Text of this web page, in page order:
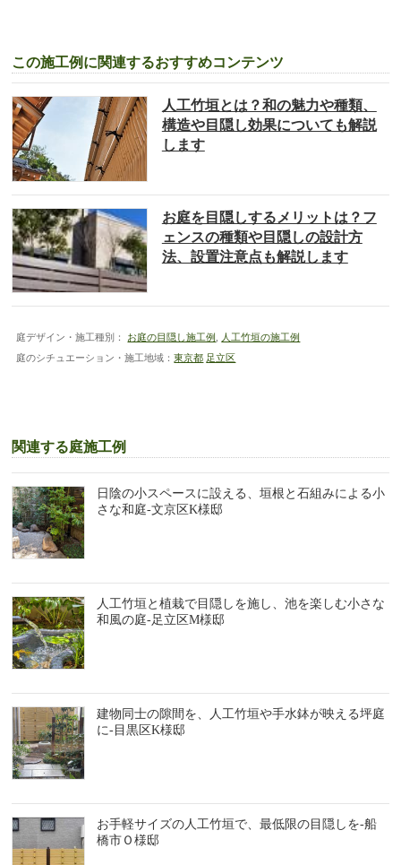
この施工例に関連するおすすめコンテンツ
人工竹垣とは？和の魅力や種類、
構造や目隠し効果についても解説
します
お庭を目隠しするメリットは？フ
ェンスの種類や目隠しの設計方
法、設置注意点も解説します
庭デザイン・施工種別： お庭の目隠し施工例
人工竹垣の施工例
庭のシチュエーション・施工地域：東京都 足立区
関連する庭施工例
日陰の小スペースに設える、垣根と石組みによる小
さな和庭-文京区K様邸
人工竹垣と植栽で目隠しを施し、池を楽しむ小さな
和風の庭-足立区M様邸
建物同士の隙間を、人工竹垣や手水鉢が映える坪庭
に-目黒区K様邸
お手軽サイズの人工竹垣で、最低限の目隠しを-船
橋市Ｏ様邸